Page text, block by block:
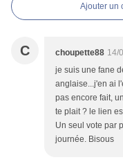
Ajouter un
C choupette88 14/
je suis une fane
anglaise...j'en ai
pas encore fait,
te plait ? le lien
Un seul vote par
journée. Bisous